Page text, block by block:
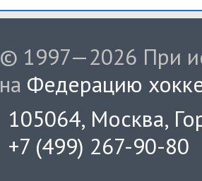
© 1997—2026 При
на Федерацию
105064, Москва,
+7 (499) 267-90-80